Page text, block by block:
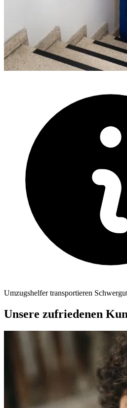
Umzugshelfer transportieren
Unsere zufriedenen